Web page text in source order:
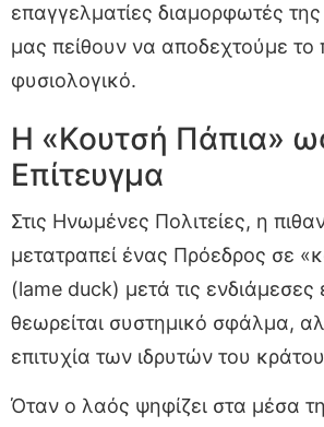
επαγγελματίες διαμορφωτές
μας πείθουν να αποδεχτούμε
φυσιολογικό.
Η «Κουτσή Πάπια»
Επίτευγμα
Στις Ηνωμένες Πολιτείες, η
μετατραπεί ένας Πρόεδρος σε
(lame duck) μετά τις ενδιάμεσες
θεωρείται συστημικό σφάλμα,
επιτυχία των ιδρυτών του
Όταν ο λαός ψηφίζει στα μέσα